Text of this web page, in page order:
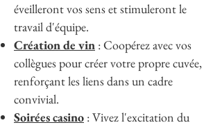
éveilleront vos sens et stimuleront le
travail d'équipe.
Création de vin : Coopérez avec vos
collègues pour créer votre propre cuvée,
renforçant les liens dans un cadre
convivial.
Soirées casino : Vivez l'excitation du